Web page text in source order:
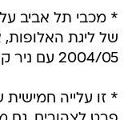
* מכבי תל אביב
של ליגת
2004/05 עם ניר קלינגר כמאמן.
* זו עלייה